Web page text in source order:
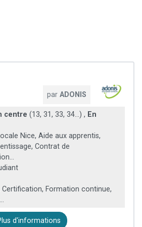
par ADONIS
centre (13, 31, 33, 34...) , En
Nice, Aide aux apprentis,
Contrat de
Certification, Formation continue,
d'informations